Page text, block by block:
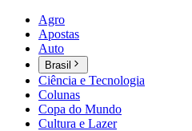
Agro
Apostas
Auto
Brasil
Ciência e Tecnologia
Colunas
Copa do Mundo
Cultura e Lazer